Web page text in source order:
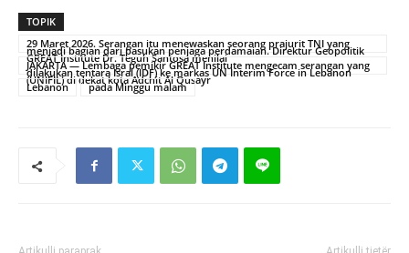
TOPIK
29 Maret 2026. Serangan itu menewaskan seorang prajurit TNI yang
menjadi bagian dari pasukan penjaga perdamaian. Direktur Geopolitik
GREAT Institute Dr. Teguh Santosa menilai
JAKARTA — Lembaga pemikir GREAT Institute mengecam serangan yang
dilakukan tentara Isral (IDF) ke markas UN Interim Force in Lebanon
(UNIFIL) di dekat kota Adchit Al Qusayr
Lebanon pada Minggu malam